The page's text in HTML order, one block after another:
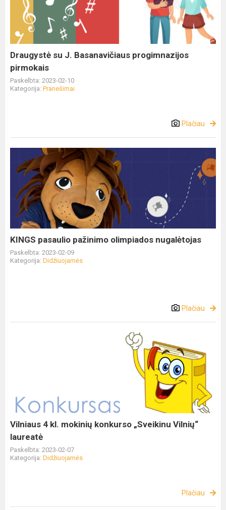
Draugystė su J. Basanavičiaus progimnazijos
pirmokais
Paskelbta: 2023-02-10
Kategorija: Pranešimai
Plačiau
KINGS pasaulio pažinimo olimpiados nugalėtojas
Paskelbta: 2023-02-09
Kategorija: Didžiuojamės
Plačiau
Vilniaus 4 kl. mokinių konkurso „Sveikinu Vilnių“
laureatė
Paskelbta: 2023-02-07
Kategorija: Didžiuojamės
Plačiau